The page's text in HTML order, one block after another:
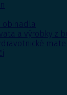
obinadla
a výrobky z